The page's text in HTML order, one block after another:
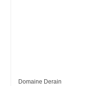
Domaine Derain